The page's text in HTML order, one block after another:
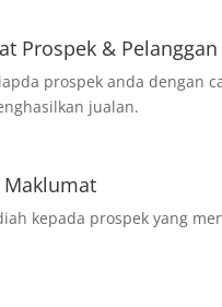
Prospek & Pelanggan
prospek anda dengan
jualan.
kepada prospek yang